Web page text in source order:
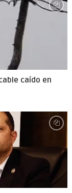
caído en